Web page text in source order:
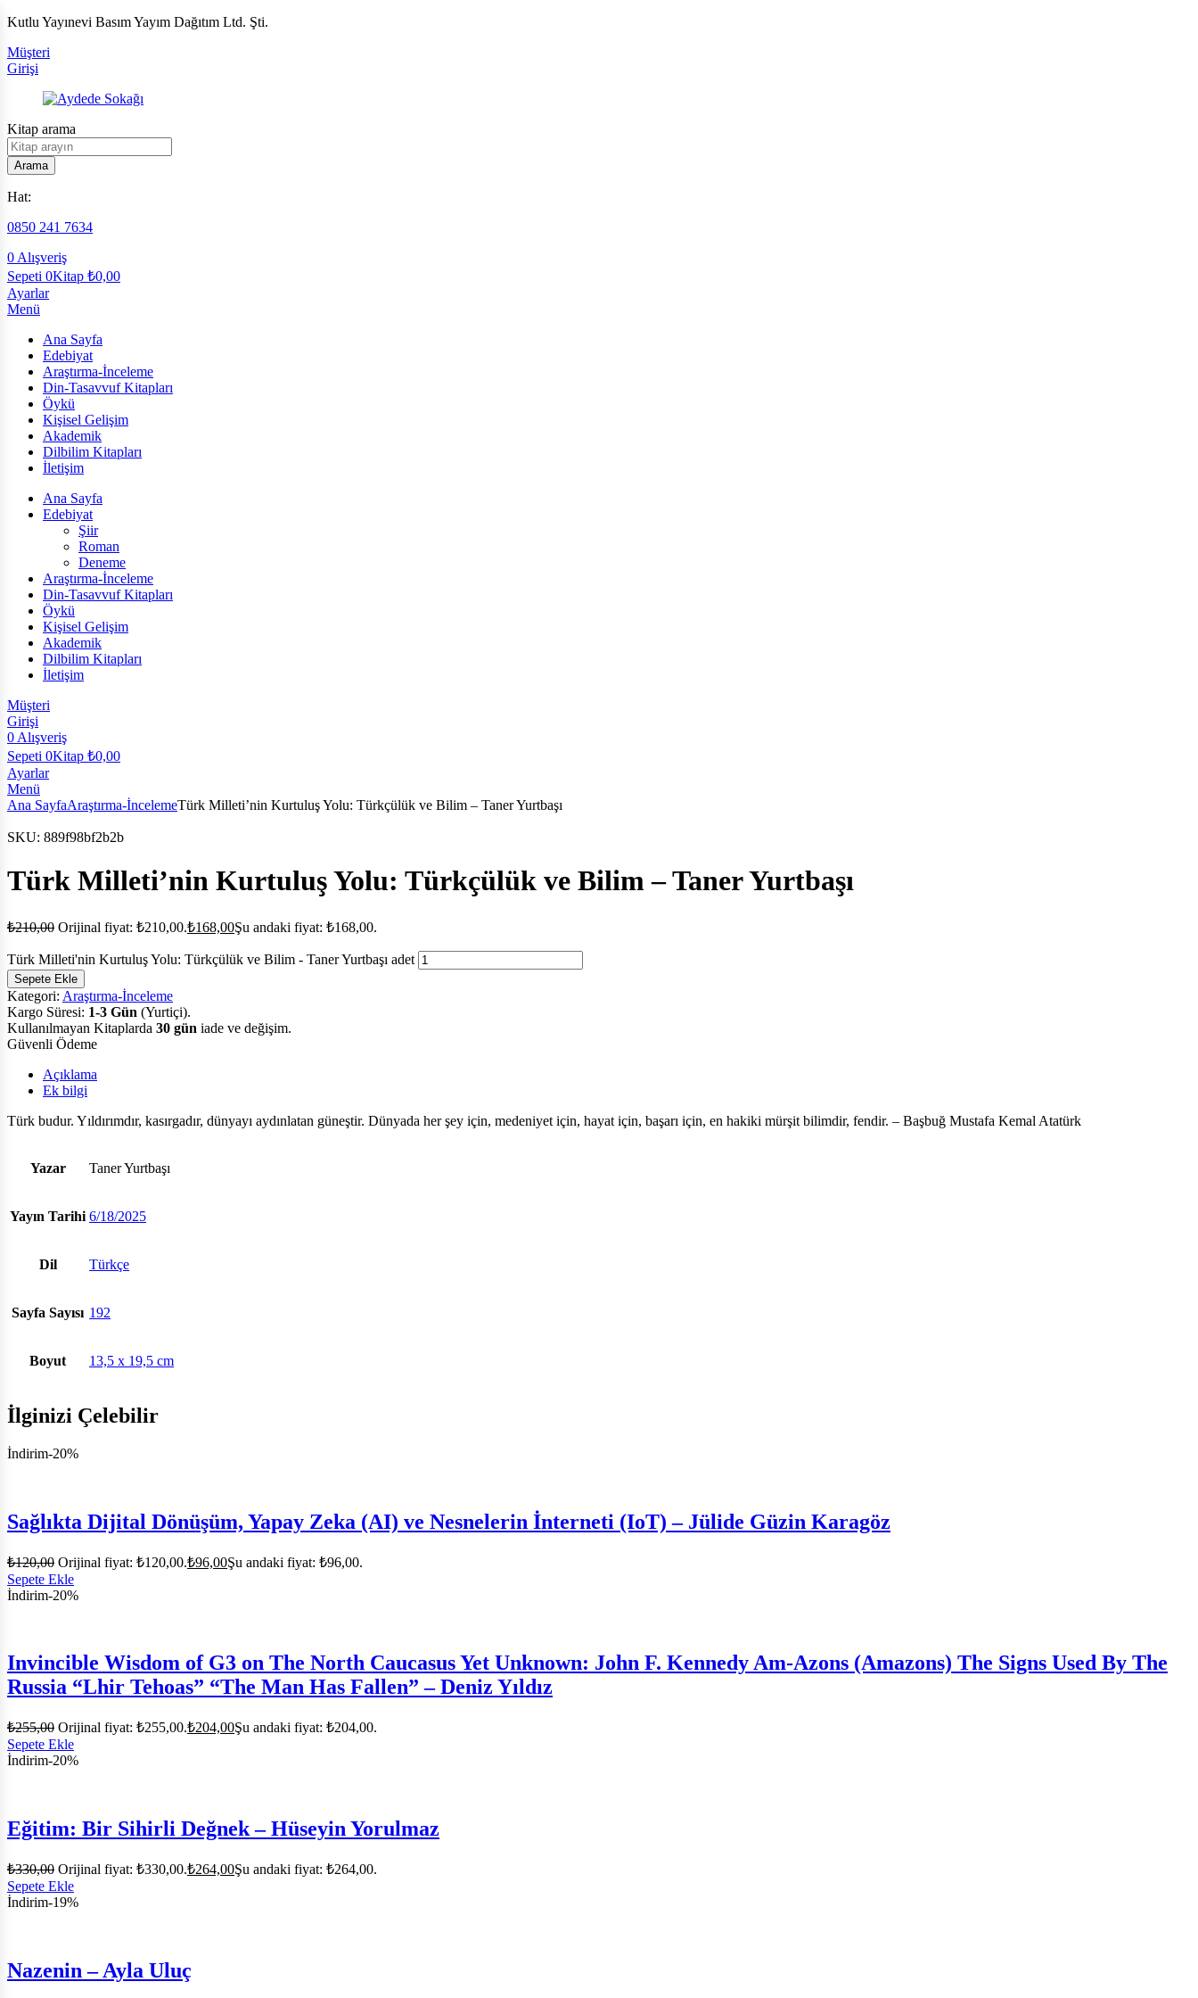
Kutlu Yayınevi Basım Yayım Dağıtım Ltd. Şti.
Müşteri
Girişi
Kitap arama
Arama
Hat:
0850 241 7634
0 Alışveriş
Sepeti 0Kitap ₺0,00
Ayarlar
Menü
Ana Sayfa
Edebiyat
Araştırma-İnceleme
Din-Tasavvuf Kitapları
Öykü
Kişisel Gelişim
Akademik
Dilbilim Kitapları
İletişim
Ana Sayfa
Edebiyat
Şiir
Roman
Deneme
Araştırma-İnceleme
Din-Tasavvuf Kitapları
Öykü
Kişisel Gelişim
Akademik
Dilbilim Kitapları
İletişim
Müşteri
Girişi
0 Alışveriş
Sepeti 0Kitap ₺0,00
Ayarlar
Menü
Ana SayfaAraştırma-İncelemeTürk Milleti’nin Kurtuluş Yolu: Türkçülük ve Bilim – Taner Yurtbaşı
SKU: 889f98bf2b2b
Türk Milleti’nin Kurtuluş Yolu: Türkçülük ve Bilim – Taner Yurtbaşı
₺210,00 Orijinal fiyat: ₺210,00.₺168,00Şu andaki fiyat: ₺168,00.
Türk Milleti'nin Kurtuluş Yolu: Türkçülük ve Bilim - Taner Yurtbaşı adet
Sepete Ekle
Kategori: Araştırma-İnceleme
Kargo Süresi: 1-3 Gün (Yurtiçi).
Kullanılmayan Kitaplarda 30 gün iade ve değişim.
Güvenli Ödeme
Açıklama
Ek bilgi
Türk budur. Yıldırımdır, kasırgadır, dünyayı aydınlatan güneştir. Dünyada her şey için, medeniyet için, hayat için, başarı için, en hakiki mürşit bilimdir, fendir. – Başbuğ Mustafa Kemal Atatürk
Yazar Taner Yurtbaşı
Yayın Tarihi 6/18/2025
Dil Türkçe
Sayfa Sayısı 192
Boyut 13,5 x 19,5 cm
İlginizi Çelebilir
İndirim-20%
Sağlıkta Dijital Dönüşüm, Yapay Zeka (AI) ve Nesnelerin İnterneti (IoT) – Jülide Güzin Karagöz
₺120,00 Orijinal fiyat: ₺120,00.₺96,00Şu andaki fiyat: ₺96,00.
Sepete Ekle
İndirim-20%
Invincible Wisdom of G3 on The North Caucasus Yet Unknown: John F. Kennedy Am-Azons (Amazons) The Signs Used By The
Russia “Lhir Tehoas” “The Man Has Fallen” – Deniz Yıldız
₺255,00 Orijinal fiyat: ₺255,00.₺204,00Şu andaki fiyat: ₺204,00.
Sepete Ekle
İndirim-20%
Eğitim: Bir Sihirli Değnek – Hüseyin Yorulmaz
₺330,00 Orijinal fiyat: ₺330,00.₺264,00Şu andaki fiyat: ₺264,00.
Sepete Ekle
İndirim-19%
Nazenin – Ayla Uluç